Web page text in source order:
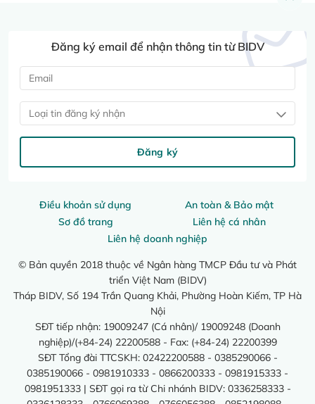
Điều khoản sử dụng
An toàn & Bảo mật
Sơ đồ trang
Liên hệ cá nhân
Liên hệ doanh nghiệp
© Bản quyền 2018 thuộc về Ngân hàng TMCP Đầu tư và Phát
triển Việt Nam (BIDV)
Tháp BIDV, Số 194 Trần Quang Khải, Phường Hoàn Kiếm, TP Hà
Nội
SĐT tiếp nhận: 19009247 (Cá nhân)/ 19009248 (Doanh
nghiệp)/(+84-24) 22200588 - Fax: (+84-24) 22200399
SĐT Tổng đài TTCSKH: 02422200588 - 0385290066 -
0385190066 - 0981910333 - 0866200333 - 0981915333 -
0981951333 | SĐT gọi ra từ Chi nhánh BIDV: 0336258333 -
Đăng ký email để nhận thông tin từ BIDV
Loại tin đăng ký nhận
Đăng ký